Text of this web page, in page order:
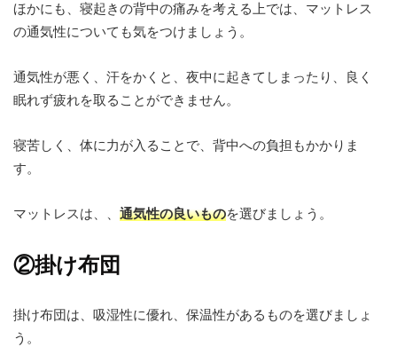
ほかにも、寝起きの背中の痛みを考える上では、マットレス
の通気性についても気をつけましょう。
通気性が悪く、汗をかくと、夜中に起きてしまったり、良く
眠れず疲れを取ることができません。
寝苦しく、体に力が入ることで、背中への負担もかかりま
す。
マットレスは、、 通気性の良いものを選びましょう。
②掛け布団
掛け布団は、吸湿性に優れ、保温性があるものを選びましょ
う。